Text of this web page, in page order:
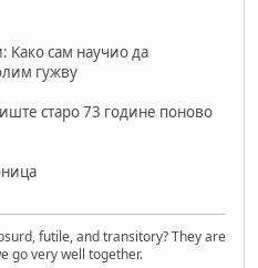
Kако сам научио да
гужву
старо 73 године поново
futile, and transitory? They are
go very well together.